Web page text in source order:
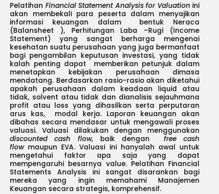
Pelatihan Financial Statement Analysis for Valuation ini
akan membekali para peserta dalam menyajikan
informasi keuangan dalam bentuk Neraca
(Balansheet ), Perhitungan Laba –Rugi (Income
Statement) yang sangat berharga mengenai
kesehatan suatu perusahaan yang juga bermanfaat
bagi pengambilan keputusan investasi, yang tidak
kalah penting dapat memberikan petunjuk dalam
menetapkan kebijakan perusahaan dimasa
mendatang. Berdasarkan rasio-rasio akan diketahui
apakah perusahaan dalam keadaan liquid atau
tidak, solvent atau tidak dan dianalisis sejauhmana
profit atau loss yang dihasilkan serta perputaran
arus kas, modal kerja. Laporan keuangan akan
dibahas secara mendasar untuk mengawali proses
valuasi. Valuasi dilakukan dengan menggunakan
discounted cash flow, baik dengan
free cash
flow maupun EVA. Valuasi ini hanyalah awal untuk
mengetahui faktor apa saja yang dapat
mempengaruhi besarnya value. Pelatihan Financial
Statements Analysis ini sangat disarankan bagi
mereka yang ingin memahami Manajemen
Keuangan secara strategis, komprehensif.